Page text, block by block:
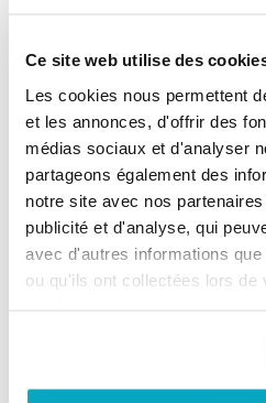
Ce site web utilise des
Les cookies nous permettent
et les annonces, d'offrir des
médias sociaux et d'analyser
partageons également des
notre site avec nos
publicité et d'analyse, qui
avec d'autres informations
ou qu'ils ont collectées lors de
Trier les avis :
Client anonymepublié le
commande du 05/04/2022
5/5
Super très rapide à